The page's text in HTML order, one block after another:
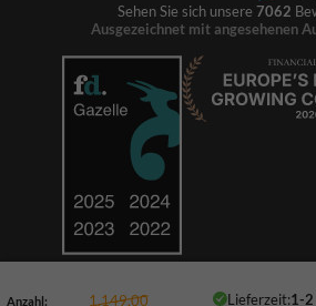
Anzahl: 1.149,00 Lieferzeit:1-2
Sehen Sie sich unsere 7062
Ausgezeichnet mit angesehenen